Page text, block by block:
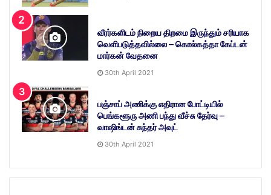
வீரர்களிடம் நிறைய திறமை இருந்தும் சரியாக
வெளிபடுத்தவில்லை – கொல்கத்தா கேப்டன்
மார்கன் வேதனை
30th April 2021
பஞ்சாப் அணிக்கு எதிரான போட்டியில்
பெங்களூரு அணி பந்து வீச்சு தேர்வு –
வாஷிங்டன் சுந்தர் அவுட்
30th April 2021